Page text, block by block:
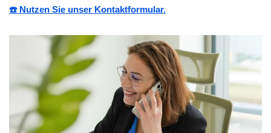
☎️ Nutzen Sie unser Kontaktformular.